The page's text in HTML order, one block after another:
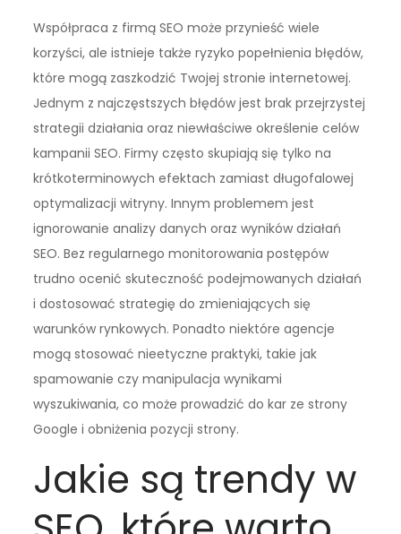
Współpraca z firmą SEO może przynieść wiele
korzyści, ale istnieje także ryzyko popełnienia błędów,
które mogą zaszkodzić Twojej stronie internetowej.
Jednym z najczęstszych błędów jest brak przejrzystej
strategii działania oraz niewłaściwe określenie celów
kampanii SEO. Firmy często skupiają się tylko na
krótkoterminowych efektach zamiast długofalowej
optymalizacji witryny. Innym problemem jest
ignorowanie analizy danych oraz wyników działań
SEO. Bez regularnego monitorowania postępów
trudno ocenić skuteczność podejmowanych działań
i dostosować strategię do zmieniających się
warunków rynkowych. Ponadto niektóre agencje
mogą stosować nieetyczne praktyki, takie jak
spamowanie czy manipulacja wynikami
wyszukiwania, co może prowadzić do kar ze strony
Google i obniżenia pozycji strony.
Jakie są trendy w